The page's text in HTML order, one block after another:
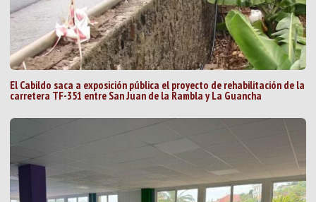
El Cabildo saca a exposición pública el proyecto de rehabilitación de la
carretera TF-351 entre San Juan de la Rambla y La Guancha